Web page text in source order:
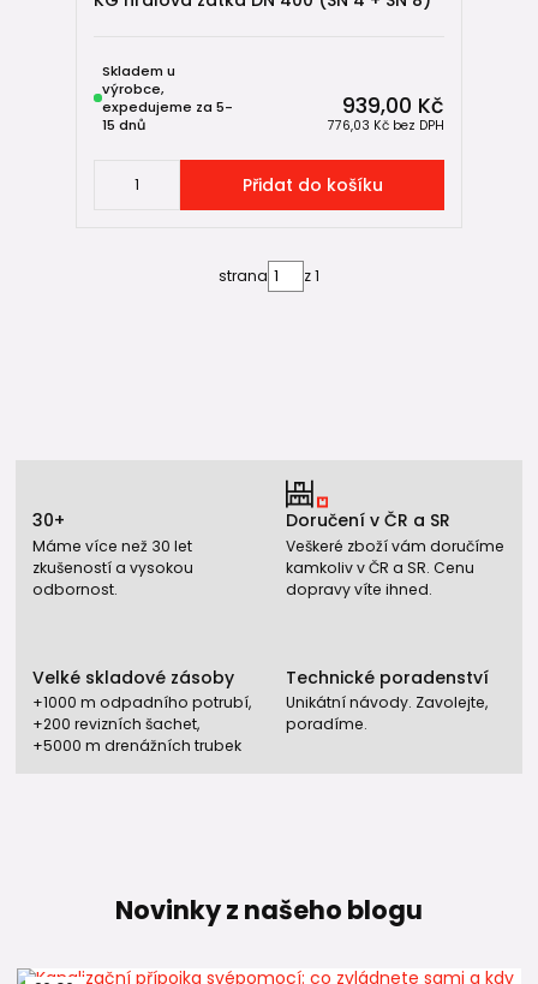
939,00 Kč
776,03 Kč bez DPH
Skladem u
výrobce,
expedujeme za 5-
15 dnů
Přidat do košíku
strana z 1
30+
Máme více než 30 let
zkušeností a vysokou
odbornost.
Doručení v ČR a SR
Veškeré zboží vám doručíme
kamkoliv v ČR a SR. Cenu
dopravy víte ihned.
Velké skladové zásoby
+1000 m odpadního potrubí,
+200 revizních šachet,
+5000 m drenážních trubek
Technické poradenství
Unikátní návody. Zavolejte,
poradíme.
Novinky z našeho blogu